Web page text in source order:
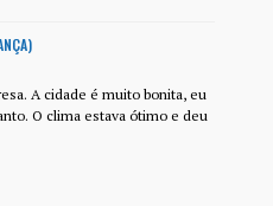
A cidade é muito bonita, eu
O clima estava ótimo e deu